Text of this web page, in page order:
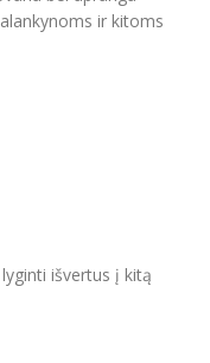
ir kitoms
išvertus į kitą